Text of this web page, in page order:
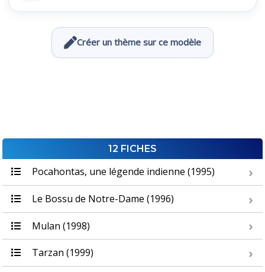
Créer un thème sur ce modèle
12 FICHES
Pocahontas, une légende indienne (1995)
Le Bossu de Notre-Dame (1996)
Mulan (1998)
Tarzan (1999)